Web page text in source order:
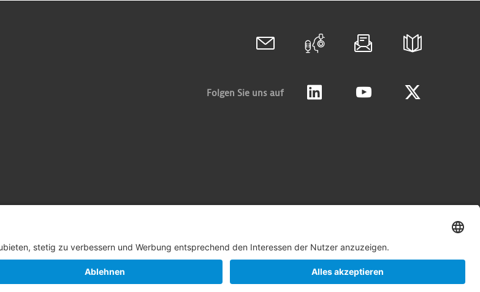
Folgen Sie uns auf